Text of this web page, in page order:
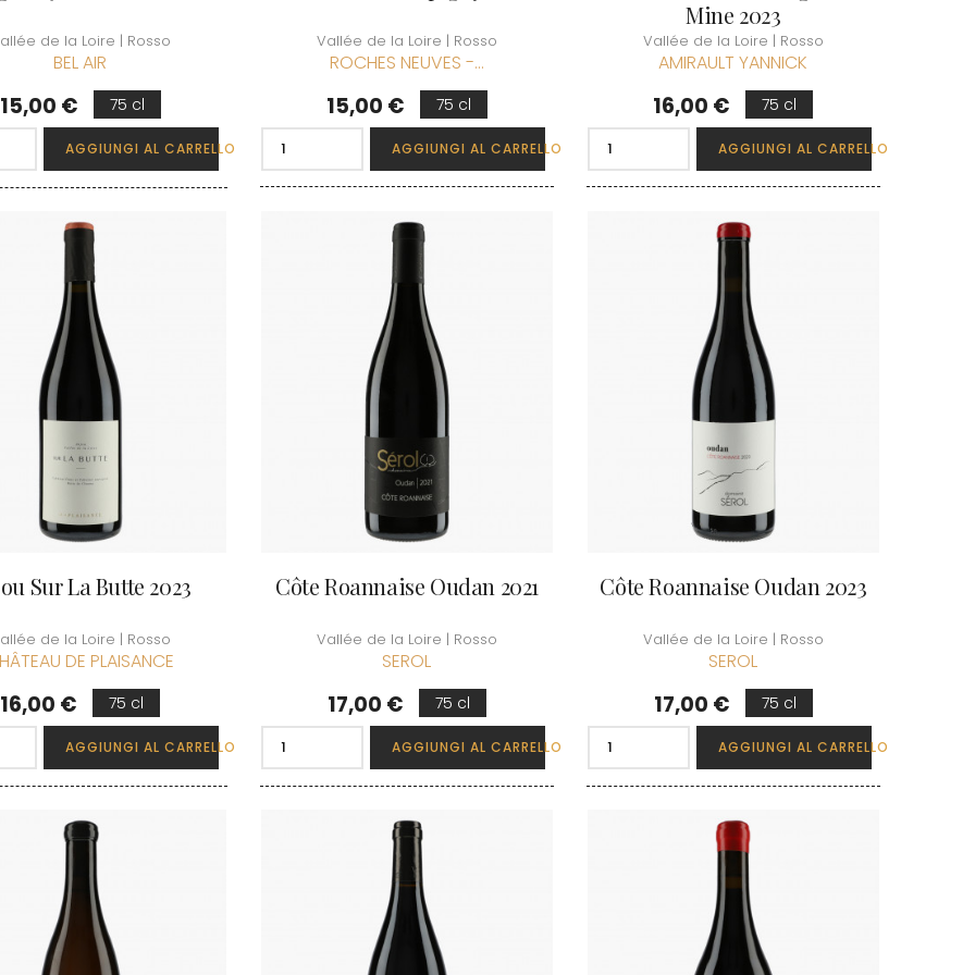
de la Loire | Rosso
BEL AIR
15,00 € 75 cl
AGGIUNGI AL CARRELLO
Vallée de la Loire | Rosso
ROCHES NEUVES -...
Prezzo
15,00 € 75 cl
AGGIUNGI AL CARRELLO
Mine 2023
Vallée de la Loire | Rosso
AMIRAULT YANNICK
Prezzo
16,00 € 75 cl
AGGIUNGI AL CARRELLO
Sur La Butte 2023
de la Loire | Rosso
DE PLAISANCE
Prezzo
16,00 € 75 cl
AGGIUNGI AL CARRELLO
Côte Roannaise Oudan 2021
Vallée de la Loire | Rosso
SEROL
Prezzo
17,00 € 75 cl
AGGIUNGI AL CARRELLO
Côte Roannaise Oudan 2023
Vallée de la Loire | Rosso
SEROL
Prezzo
17,00 € 75 cl
AGGIUNGI AL CARRELLO